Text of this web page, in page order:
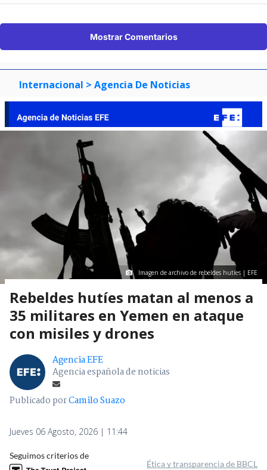
Mostrar Comentarios
Internacional > Agencia De Noticias
Imagen de archivo de rebeldes hutíes | EFE
Rebeldes hutíes matan al menos a
35 militares en Yemen en ataque
con misiles y drones
Agencia EFE
Agencia española de noticias
Publicado porCamilo Suazo
Jueves 06 Agosto, 2026 | 11:44
Seguimos criterios de
Ética y transparencia de BBCL